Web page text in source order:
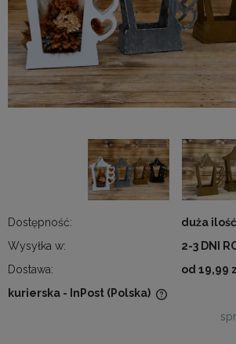
Dostępność:
duża ilość
Wysyłka w:
2-3 DNI
Dostawa:
od 19,99
kurierska - InPost (Polska)